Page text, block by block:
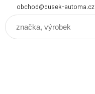
obchod@dusek-automa.cz